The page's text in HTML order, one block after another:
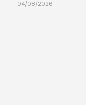
04/08/2026